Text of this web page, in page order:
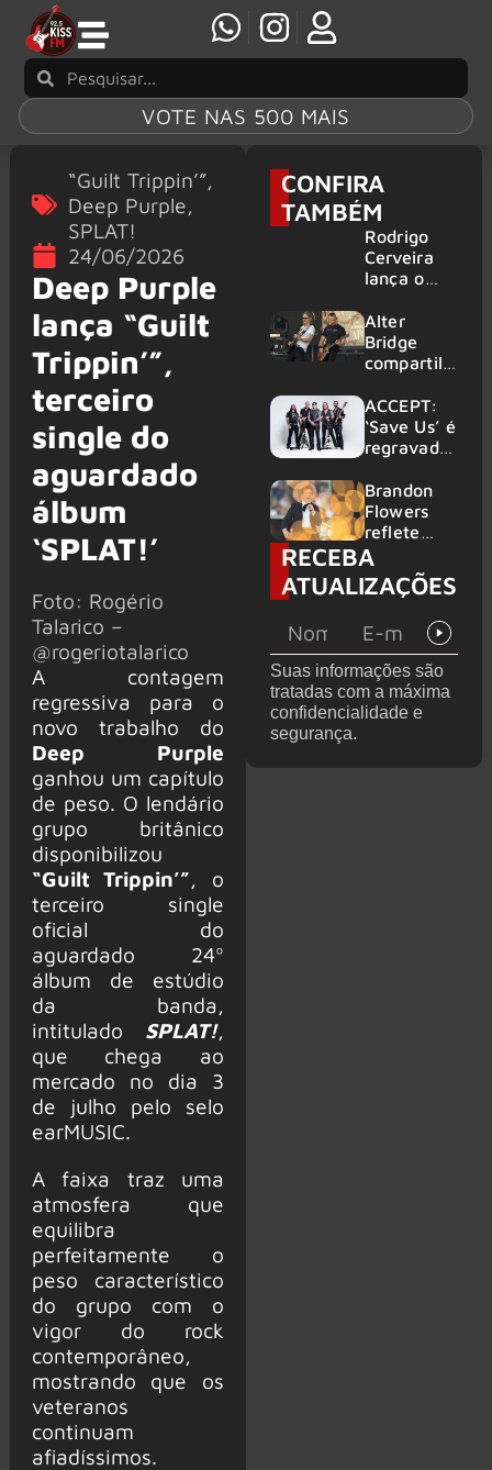
VOTE NAS 500 MAIS
“Guilt Trippin’”,
Deep Purple,
SPLAT!
24/06/2026
Deep Purple
lança “Guilt
Trippin’”,
terceiro
single do
aguardado
álbum
‘SPLAT!’
Foto: Rogério
Talarico –
@rogeriotalarico
A contagem
regressiva para o
novo trabalho do
Deep Purple
ganhou um capítulo
de peso. O lendário
grupo britânico
disponibilizou
“Guilt Trippin’”, o
terceiro single
oficial do
aguardado 24º
álbum de estúdio
da banda,
intitulado SPLAT!,
que chega ao
mercado no dia 3
de julho pelo selo
earMUSIC.
A faixa traz uma
atmosfera que
equilibra
perfeitamente o
peso característico
do grupo com o
vigor do rock
contemporâneo,
mostrando que os
veteranos
continuam
afiadíssimos.
CONFIRA
TAMBÉM
Rodrigo
Cerveira
lança o
Searcher”
Alter
Bridge
compartilh
vivo de
“Fortress”
gravada
am Ring
2026
ACCEPT:
‘Save Us’ é
regravada
membros
do GHOST
e KORN
Brandon
Flowers
reflete
sobre o
futuro e
levanta
de de
deixar os
palcos
RECEBA
ATUALIZAÇÕES
Suas informações são
tratadas com a máxima
confidencialidade e
segurança.